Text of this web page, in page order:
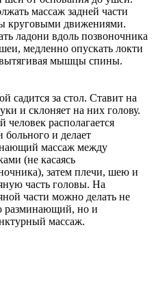
массаж задней части
круговыми движениями.
ладони вдоль позвоночника
медленно опускать локти
мышцы спины.
садится за стол. Ставит на
и склоняет на них голову.
человек располагается
больного и делает
массаж между
(не касаясь
затем плечи, шею и
часть головы. На
части можно делать не
разминающий, но и
массаж.